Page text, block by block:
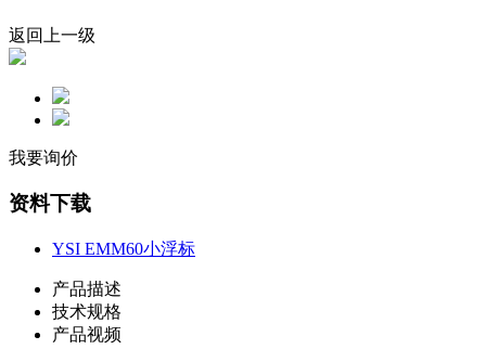
返回上一级
我要询价
资料下载
YSI EMM60小浮标
产品描述
技术规格
产品视频